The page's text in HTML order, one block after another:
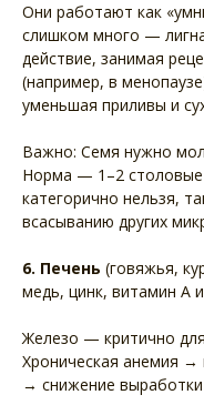
Они работают как
слишком много —
действие, занимая
(например, в
уменьшая приливы и
Важно: Семя нужно
Норма — 1–2
категорично нельзя,
всасыванию других
6. Печень (говяжья,
медь, цинк, витамин А
Железо — критично
Хроническая анемия →
→ снижение выработки